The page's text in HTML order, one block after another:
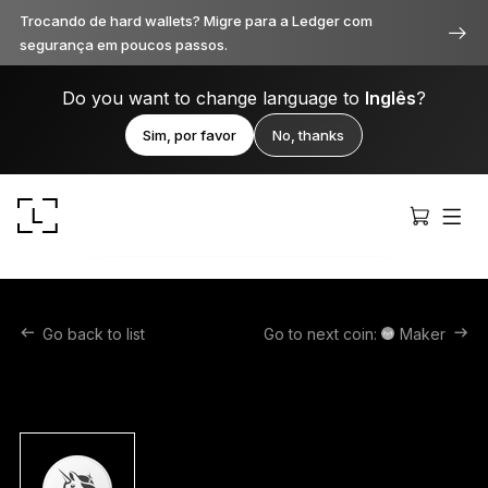
Trocando de hard wallets? Migre para a Ledger com
segurança em poucos passos.
Do you want to change language to Inglês?
Sim, por favor No, thanks
Go back to list Go to next coin: Maker